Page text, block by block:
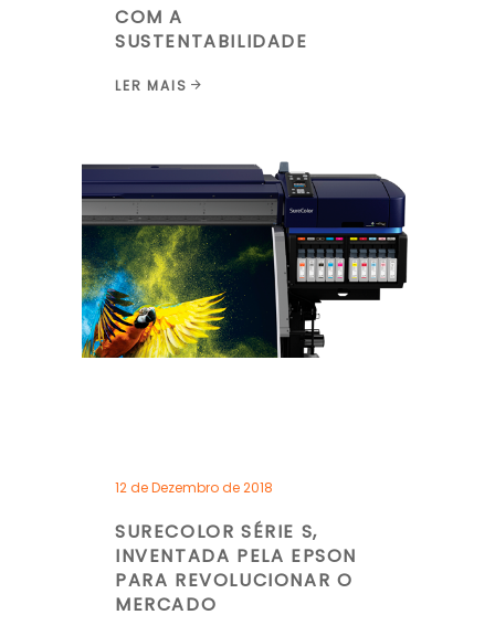
COM A
SUSTENTABILIDADE
LER MAIS
12 de Dezembro de 2018
SURECOLOR SÉRIE S,
INVENTADA PELA EPSON
PARA REVOLUCIONAR O
MERCADO